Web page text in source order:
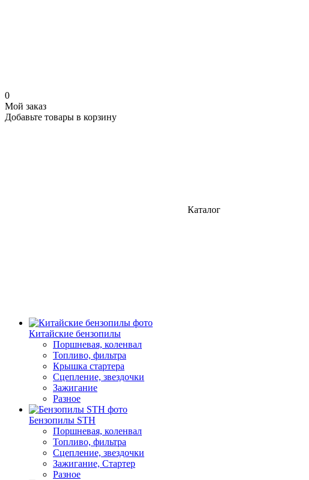
0
Мой заказ
Добавьте товары в корзину
Каталог
Китайские бензопилы
Поршневая, коленвал
Топливо, фильтра
Крышка стартера
Сцепление, звездочки
Зажигание
Разное
Бензопилы STH
Поршневая, коленвал
Топливо, фильтра
Сцепление, звездочки
Зажигание, Стартер
Разное